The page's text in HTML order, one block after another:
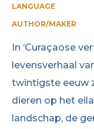
LANGUAGE
AUTHOR/MAKER
In ‘Curaçaose
levensverhaal
twintigste eeuw
dieren op het
landschap, de